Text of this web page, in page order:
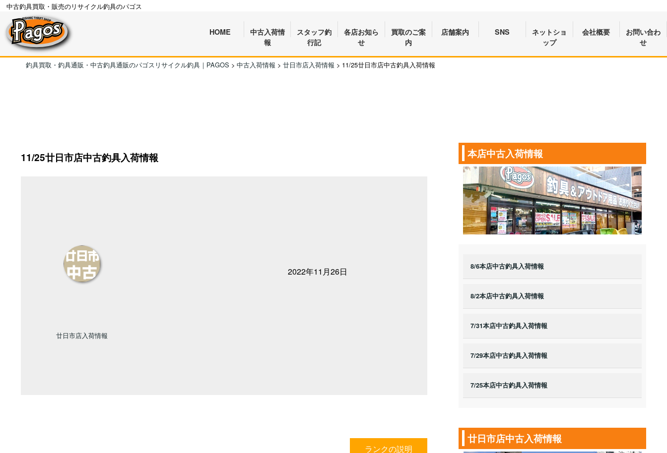
中古釣具買取・販売のリサイクル釣具のパゴス
HOME
中古入荷情
報
スタッフ釣
行記
各店お知ら
せ
買取のご案
内
店舗案内 SNS
ネットショ
ップ
会社概要
お問い合わ
せ
釣具買取・釣具通販・中古釣具通販のパゴスリサイクル釣具｜PAGOS > 中古入荷情報 > 廿日市店入荷情報 > 11/25廿日市店中古釣具入荷情報
11/25廿日市店中古釣具入荷情報
廿日市店入荷情報
2022年11月26日
ランクの説明
本店中古入荷情報
8/6本店中古釣具入荷情報
8/2本店中古釣具入荷情報
7/31本店中古釣具入荷情報
7/29本店中古釣具入荷情報
7/25本店中古釣具入荷情報
廿日市店中古入荷情報